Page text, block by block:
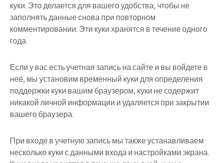
куки. Это делается для вашего удобства, чтобы не
заполнять данные снова при повторном
комментировании. Эти куки хранятся в течение одного
года.
Если у вас есть учетная запись на сайте и вы войдете в
неё, мы установим временный куки для определения
поддержки куки вашим браузером, куки не содержит
никакой личной информации и удаляется при закрытии
вашего браузера.
При входе в учетную запись мы также устанавливаем
несколько куки с данными входа и настройками экрана.